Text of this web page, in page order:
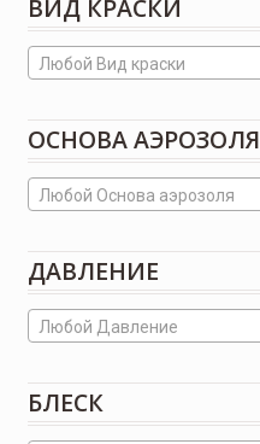
ВИД КРАСКИ
Любой Вид краски
ОСНОВА АЭРОЗОЛЯ
Любой Основа аэрозоля
ДАВЛЕНИЕ
Любой Давление
БЛЕСК